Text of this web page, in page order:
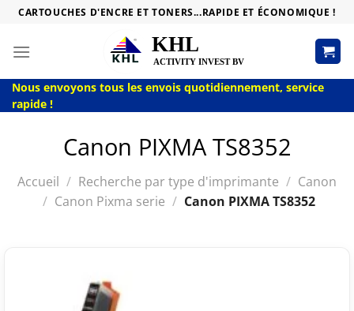
Passer
contenu
CARTOUCHES D'ENCRE ET TONERS...RAPIDE ET ÉCONOMIQUE !
Nous envoyons tous les envois quotidiennement, service
rapide !
Canon PIXMA TS8352
Accueil / Recherche par type d'imprimante / Canon
/ Canon Pixma serie / Canon PIXMA TS8352